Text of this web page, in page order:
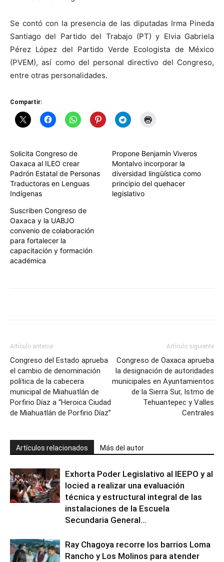
Se contó con la presencia de las diputadas Irma Pineda
Santiago del Partido del Trabajo (PT) y Elvia Gabriela
Pérez López del Partido Verde Ecologista de México
(PVEM), así como del personal directivo del Congreso,
entre otras personalidades.
Compartir:
Solicita Congreso de
Oaxaca al ILEO crear
Padrón Estatal de Personas
Traductoras en Lenguas
Indígenas
Propone Benjamín Viveros
Montalvo incorporar la
diversidad lingüística como
principio del quehacer
legislativo
Suscriben Congreso de
Oaxaca y la UABJO
convenio de colaboración
para fortalecer la
capacitación y formación
académica
Artículo anterior
Congreso del Estado aprueba
el cambio de denominación
política de la cabecera
municipal de Miahuatlán de
Porfirio Díaz a “Heroica Ciudad
de Miahuatlán de Porfirio Díaz”
Artículo siguiente
Congreso de Oaxaca aprueba
la designación de autoridades
municipales en Ayuntamientos
de la Sierra Sur, Istmo de
Tehuantepec y Valles
Centrales
Artículos relacionados Más del autor
Exhorta Poder Legislativo al IEEPO y al
Iocied a realizar una evaluación
técnica y estructural integral de las
instalaciones de la Escuela
Secundaria General...
Ray Chagoya recorre los barrios Loma
Rancho y Los Molinos para atender